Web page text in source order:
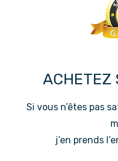
ACHETEZ
Si vous n’êtes pas
j’en prends